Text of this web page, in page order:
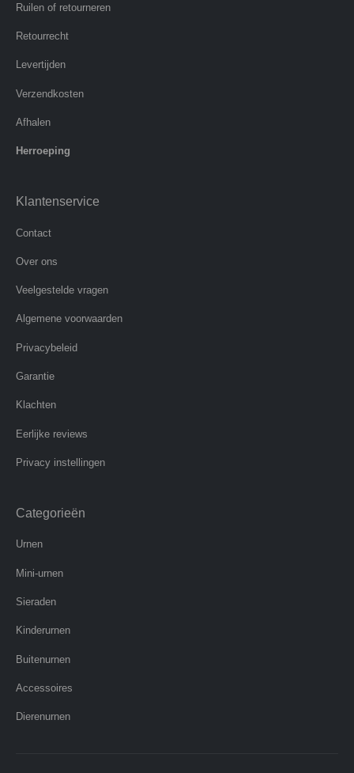
Ruilen of retourneren
Retourrecht
Levertijden
Verzendkosten
Afhalen
Herroeping
Klantenservice
Contact
Over ons
Veelgestelde vragen
Algemene voorwaarden
Privacybeleid
Garantie
Klachten
Eerlijke reviews
Privacy instellingen
Categorieën
Urnen
Mini-urnen
Sieraden
Kinderurnen
Buitenurnen
Accessoires
Dierenurnen